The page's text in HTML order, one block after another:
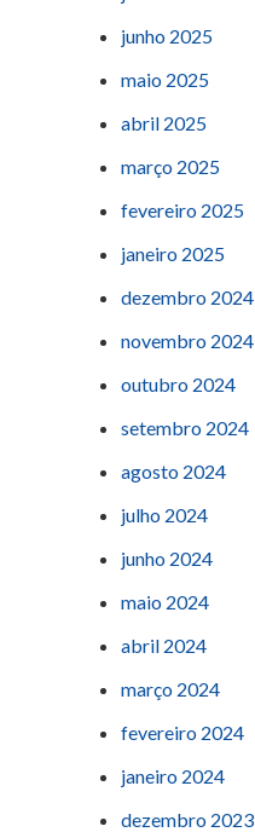
junho 2025
maio 2025
abril 2025
março 2025
fevereiro 2025
janeiro 2025
dezembro 2024
novembro 2024
outubro 2024
setembro 2024
agosto 2024
julho 2024
junho 2024
maio 2024
abril 2024
março 2024
fevereiro 2024
janeiro 2024
dezembro 2023